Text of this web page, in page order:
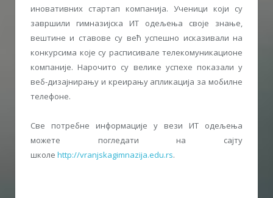
иновативних стартап компанија. Ученици који су
завршили гимназијска ИТ одељења своје знање,
вештине и ставове су већ успешно исказивали на
конкурсима које су расписивале телекомуникационе
компаније. Нарочито су велике успехе показали у
веб-дизајнирању и креирању апликација за мобилне
телефоне.
Све потребне информације у вези ИТ одељења
можете погледати на сајту
школе http://vranjskagimnazija.edu.rs.